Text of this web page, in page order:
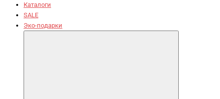
Каталоги
SALE
Эко-подарки